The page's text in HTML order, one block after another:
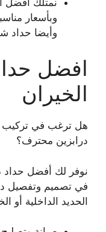
وبأسعار
وأيضا حداد
افضل
الخيران
هل ترغب في تركيب
درابزين محترف؟
نوفر لك أفضل حداد
في تصميم وتفصيل
الحديد الداخلية أو